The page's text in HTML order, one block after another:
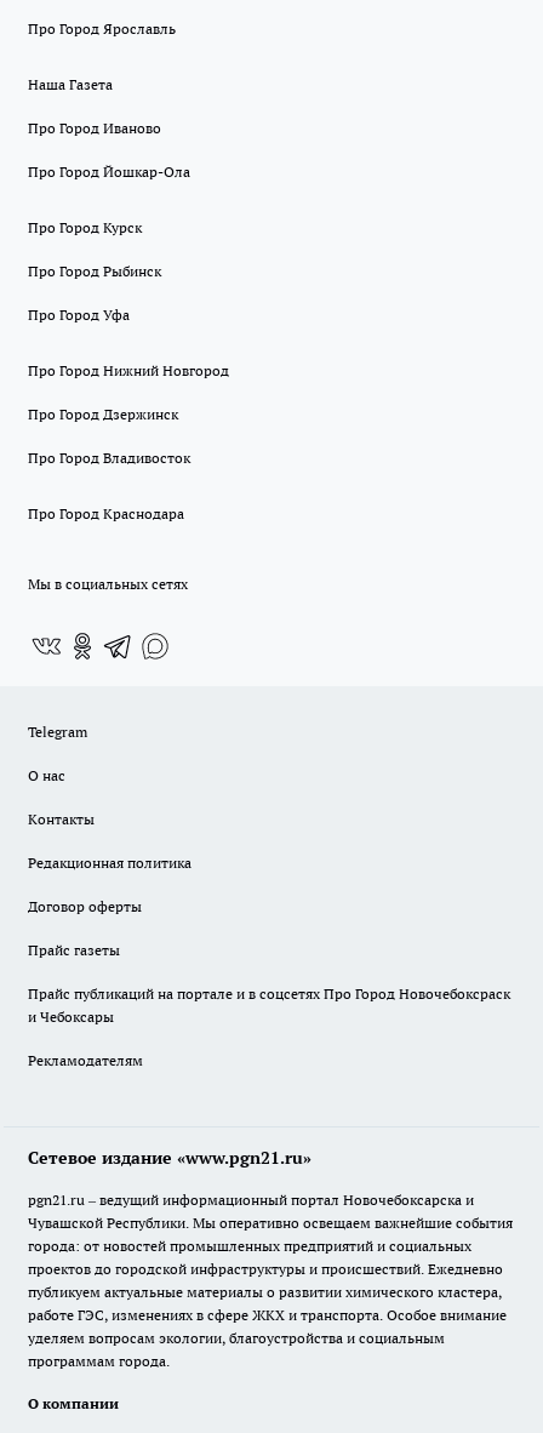
Про Город Ярославль
Наша Газета
Про Город Иваново
Про Город Йошкар-Ола
Про Город Курск
Про Город Рыбинск
Про Город Уфа
Про Город Нижний Новгород
Про Город Дзержинск
Про Город Владивосток
Про Город Краснодара
Мы в социальных сетях
Telegram
О нас
Контакты
Редакционная политика
Договор оферты
Прайс газеты
Прайс публикаций на портале и в соцсетях Про Город Новочебоксраск
и Чебоксары
Рекламодателям
Сетевое издание «www.pgn21.ru»
pgn21.ru – ведущий информационный портал Новочебоксарска и
Чувашской Республики. Мы оперативно освещаем важнейшие события
города: от новостей промышленных предприятий и социальных
проектов до городской инфраструктуры и происшествий. Ежедневно
публикуем актуальные материалы о развитии химического кластера,
работе ГЭС, изменениях в сфере ЖКХ и транспорта. Особое внимание
уделяем вопросам экологии, благоустройства и социальным
программам города.
О компании